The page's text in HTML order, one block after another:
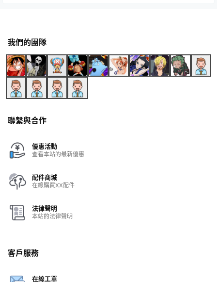
我們的團隊
聯繫與合作
優惠活動
查看本站的最新優惠
配件商城
在線購買XX配件
法律聲明
本站的法律聲明
客戶服務
在線工單